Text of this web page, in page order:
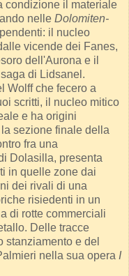
condizione il materiale
nelle Dolomiten-
il nucleo
vicende dei Fanes,
dell'Aurona e il
di Lidsanel.
che fecero a
scritti, il nucleo mitico
e ha origini
sezione finale della
fra una
Dolasilla, presenta
in quelle zone dai
dei rivali di una
risiedenti in un
di rotte commerciali
Delle tracce
stanziamento e del
nella sua opera I